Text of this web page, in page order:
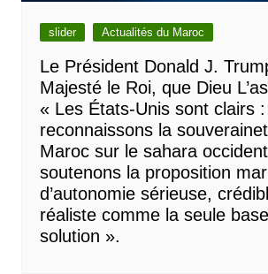
slider Actualités du Maroc
Le Président Donald J.
Majesté le Roi, que Dieu
« Les États-Unis sont clairs
reconnaissons la
Maroc sur le sahara
soutenons la proposition
d’autonomie sérieuse,
réaliste comme la seule
solution ».